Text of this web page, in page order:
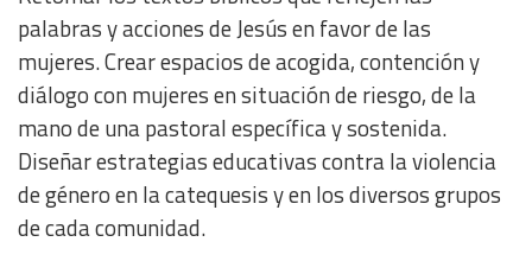
palabras y acciones de Jesús en favor de las
mujeres. Crear espacios de acogida, contención y
diálogo con mujeres en situación de riesgo, de la
mano de una pastoral específica y sostenida.
Diseñar estrategias educativas contra la violencia
de género en la catequesis y en los diversos grupos
de cada comunidad.